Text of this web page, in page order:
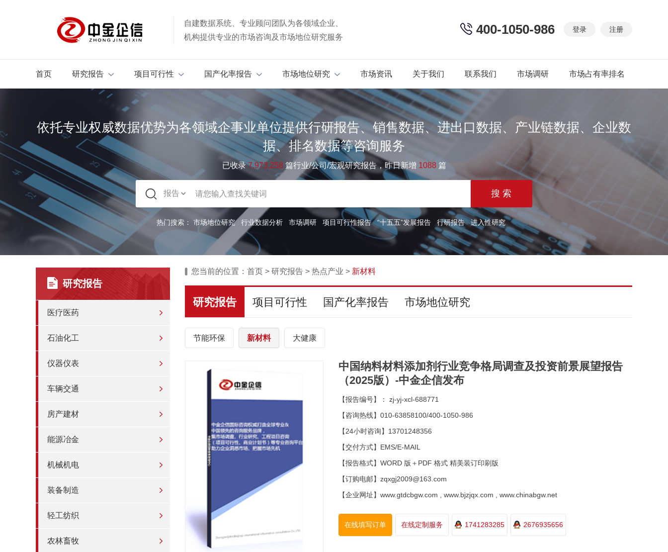
自建数据系统、专业顾问团队为各领域企业、
机构提供专业的市场咨询及市场地位研究服务
登录 注册
400-1050-986
首页 研究报告 项目可行性 国产化率报告 市场地位研究 市场资讯 关于我们 联系我们 市场调研 市场占有率排名
依托专业权威数据优势为各领域企事业单位提供行研报告、销售数据、进出口数据、产业链数据、企业数
据、排名数据等咨询服务
已收录7.973.258 篇行业/公司/宏观研究报告，昨日新增 1088 篇
热门搜索： 市场地位研究 行业数据分析 市场调研 项目可行性报告 “十五五”发展报告 行研报告 进入性研究
研究报告
医疗医药
石油化工
仪器仪表
车辆交通
房产建材
能源冶金
机械机电
装备制造
轻工纺织
农林畜牧
您当前的位置： 首页 > 研究报告 > 热点产业 > 新材料
研究报告 项目可行性 国产化率报告 市场地位研究
节能环保 新材料 大健康
中国纳料材料添加剂行业竞争格局调查及投资前景展望报告
（2025版）-中金企信发布
【报告编号】： zj-yj-xcl-688771
【咨询热线】010-63858100/400-1050-986
【24小时咨询】13701248356
【交付方式】EMS/E-MAIL
【报告格式】WORD 版＋PDF 格式 精美装订印刷版
【订购电邮】zqxgj2009@163.com
【企业网址】www.gtdcbgw.com , www.bjzjqx.com , www.chinabgw.net
在线填写订单 在线定制服务 1741283285 2676935656